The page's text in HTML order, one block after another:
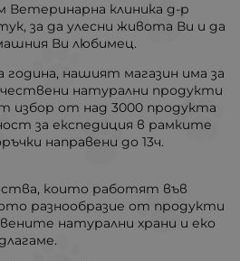
Ветеринарна клиника д-р
за да улесни живота Ви и да
Ви любимец.
година, нашият магазин има за
натурални продукти
избор от над 3000 продукта
за експедиция в рамките
направени до 13ч.
които работят във
разнообразие от продукти
натурални храни и еко